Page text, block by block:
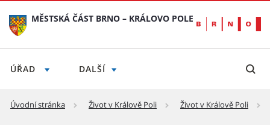
MĚSTSKÁ ČÁST BRNO – KRÁLOVO POLE
ÚŘAD DALŠÍ
Úvodní stránka Život v Králově Poli Život v Králově Poli